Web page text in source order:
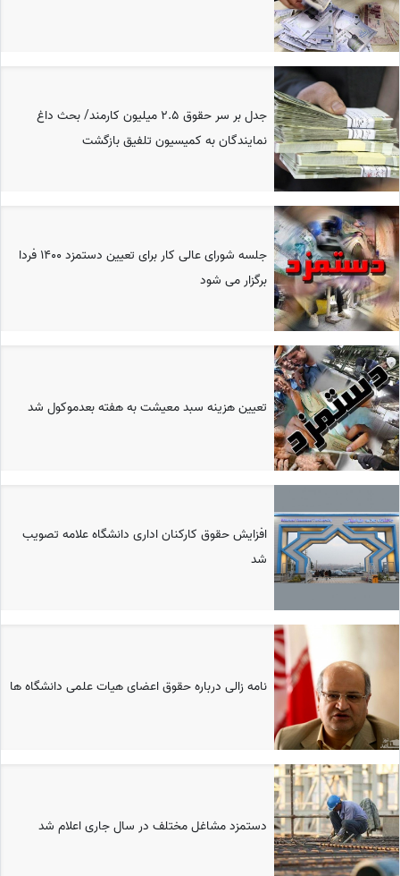
جدل بر سر حقوق 2.5 میلیون کارمند/ بحث داغ
نمایندگان به کمیسیون تلفیق بازگشت
جلسه شورای عالی کار برای تعیین دستمزد ۱۴۰۰ فردا
برگزار می شود
تعیین هزینه سبد معیشت به هفته بعدموکول شد
افزایش حقوق کارکنان اداری دانشگاه علامه تصویب
شد
نامه زالی درباره حقوق اعضای هیات علمی دانشگاه ها
دستمزد مشاغل مختلف در سال جاری اعلام شد